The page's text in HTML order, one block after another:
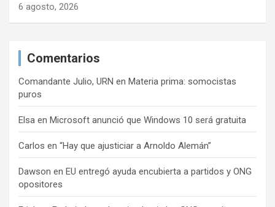
6 agosto, 2026
Comentarios
Comandante Julio, URN en Materia prima: somocistas
puros
Elsa en Microsoft anunció que Windows 10 será gratuita
Carlos en “Hay que ajusticiar a Arnoldo Alemán”
Dawson en EU entregó ayuda encubierta a partidos y ONG
opositores